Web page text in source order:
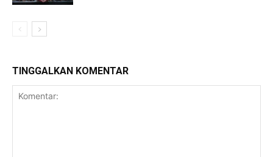
TINGGALKAN KOMENTAR